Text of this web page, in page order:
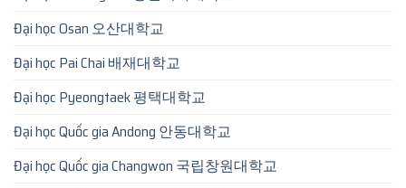
Đại học Osan 오산대학교
Đại học Pai Chai 배재대학교
Đại học Pyeongtaek 평택대학교
Đại học Quốc gia Andong 안동대학교
Đại học Quốc gia Changwon 국립창원대학교